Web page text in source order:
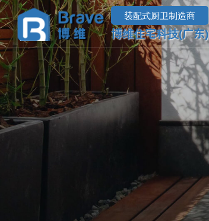
装配式厨卫制造商
博维住宅科技(广东)